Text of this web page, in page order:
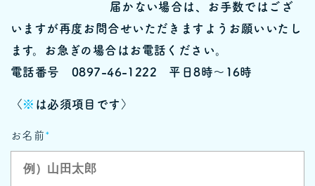
届かない場合は、お手数ではござ
いますが再度お問合せいただきますようお願いいたし
ます。お急ぎの場合はお電話ください。
電話番号 0897-46-1222 平日8時〜16時
〈※ は必須項目です〉
お名前*